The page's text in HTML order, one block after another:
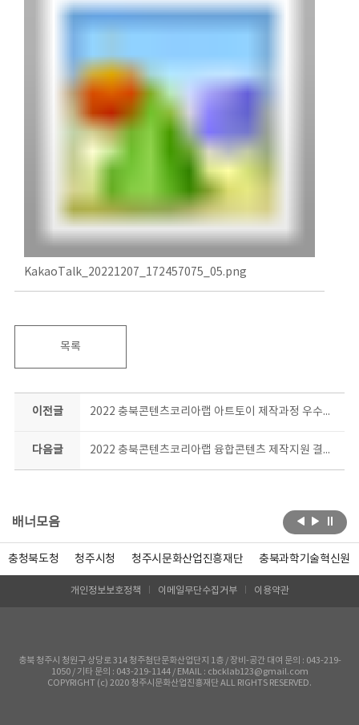
KakaoTalk_20221207_172457075_05.png
목록
이전글 2022 충북콘텐츠코리아랩 아트토이 제작과정 우수작품 공개
다음글 2022 충북콘텐츠코리아랩 융합콘텐츠 제작지원 결과물 공개
배너모음
충청북도청 청주시청 청주시문화산업진흥재단 충북과학기술혁신원
개인정보보호정책 이메일무단수집거부 이용약관
충북 청주시 청원구 상당로 314 청주첨단문화산업단지 1층 / 장비-공간 대여 문의 : 043-219-
1050 / 기타 문의 : 043-219-1144 / EMAIL : cbcklab123@gmail.com
COPYRIGHT (c) 2020 청주시문화산업진흥재단 ALL RIGHTS RESERVED.